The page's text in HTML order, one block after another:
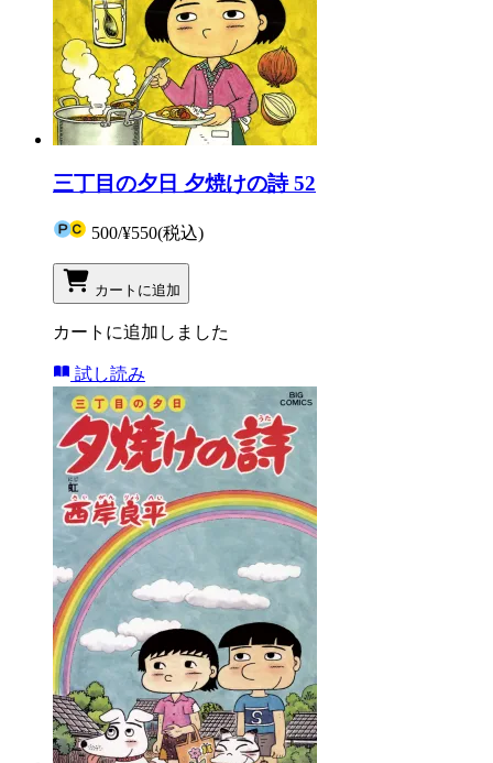
三丁目の夕日 夕焼けの詩 52
500/¥550(税込)
カートに追加
カートに追加しました
試し読み